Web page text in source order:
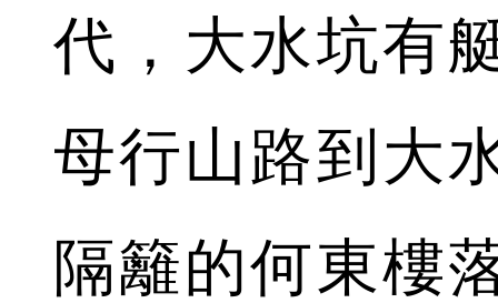
代，大水坑有
母行山路到大
隔籬的何東樓